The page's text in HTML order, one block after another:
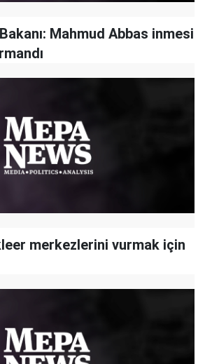
Mahmud Abbas inmesi
merkezlerini vurmak için